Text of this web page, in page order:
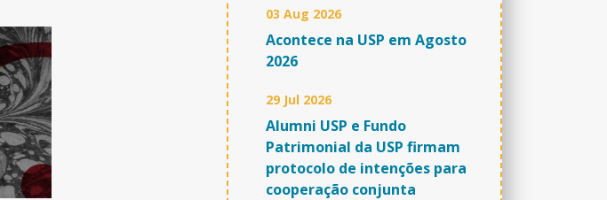
03 Aug 2026
Acontece na USP em Agosto
2026
29 Jul 2026
Alumni USP e Fundo
Patrimonial da USP firmam
protocolo de intenções para
cooperação conjunta